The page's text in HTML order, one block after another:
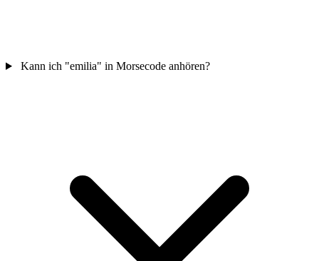
Kann ich "emilia" in Morsecode anhören?